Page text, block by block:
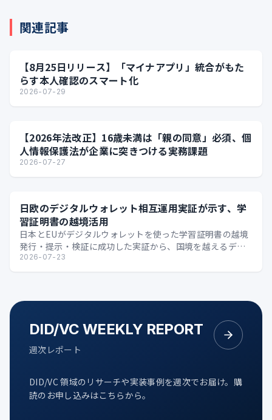
関連記事
【8月25日リリース】「マイナアプリ」統合がもた
らす本人確認のスマート化
2026-07-29
【2026年法改正】16歳未満は「親の同意」必須、個
人情報保護法が企業に突きつける実務課題
2026-07-27
日欧のデジタルウォレット相互運用実証が示す、学
習証明書の越境活用
日本とEUがデジタルウォレットを使った学習証明書の越境
発行・提示・検証に成功した実証から、国境を越えるデジ
タル証明の可能性を整理します。
2026-07-23
DID/VC WEEKLY REPORT
週次レポート
DID/VC 領域のリサーチや実装事例を週次でお届け。購
読のお申し込みはこちらから。